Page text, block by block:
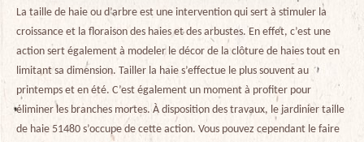
La taille de haie ou d’arbre est une intervention qui sert à stimuler la
croissance et la floraison des haies et des arbustes. En effet, c’est une
action sert également à modeler le décor de la clôture de haies tout en
limitant sa dimension. Tailler la haie s’effectue le plus souvent au
printemps et en été. C’est également un moment à profiter pour
éliminer les branches mortes. À disposition des travaux, le jardinier taille
de haie 51480 s’occupe de cette action. Vous pouvez cependant le faire